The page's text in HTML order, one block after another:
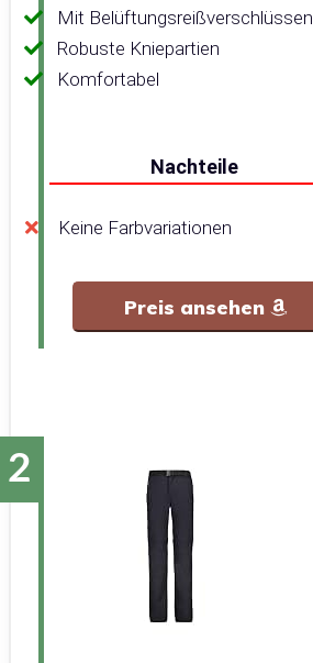
Mit Belüftungsreißverschlüssen
Robuste Kniepartien
Komfortabel
Nachteile
Keine Farbvariationen
Preis ansehen